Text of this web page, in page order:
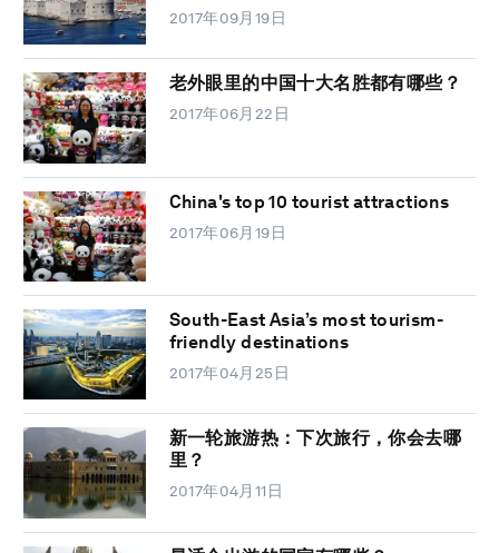
2017年09月19日
老外眼里的中国十大名胜都有哪些？
2017年06月22日
China's top 10 tourist attractions
2017年06月19日
South-East Asia’s most tourism-
friendly destinations
2017年04月25日
新一轮旅游热：下次旅行，你会去哪
里？
2017年04月11日